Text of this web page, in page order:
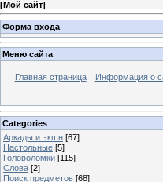
[Мой сайт]
Форма входа
Меню сайта
Главная страница Информация о
Categories
Аркады и экшн [67]
Настольные [5]
Головоломки [115]
Слова [2]
Поиск предметов [68]